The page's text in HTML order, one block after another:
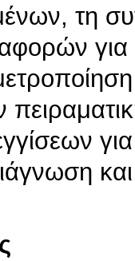
τη
για